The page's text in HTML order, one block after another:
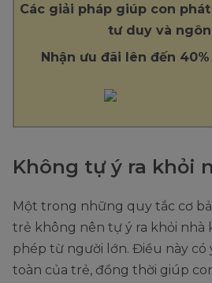
Các giải pháp giúp con
tư duy và
Nhận ưu đãi lên đến 40%
Không tự ý ra khỏi
Một trong những quy tắc cơ
trẻ không nên tự ý ra khỏi nhà
phép từ người lớn. Điều này có
toàn của trẻ, đồng thời giúp